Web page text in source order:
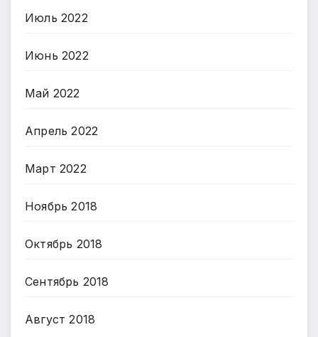
Июль 2022
Июнь 2022
Май 2022
Апрель 2022
Март 2022
Ноябрь 2018
Октябрь 2018
Сентябрь 2018
Август 2018